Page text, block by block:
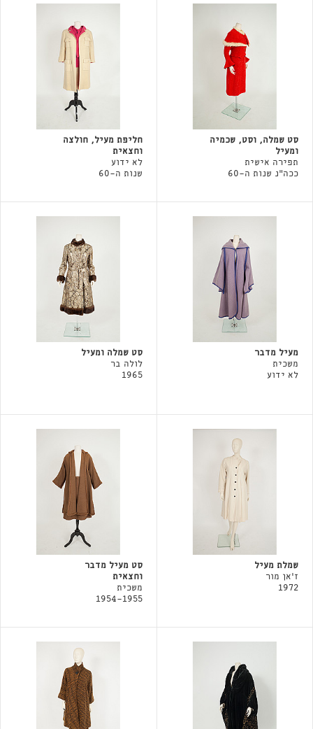
סט שמלה, וסט, שכמיה
ומעיל
תפירה אישית
ככה"נ שנות ה-60
חליפת מעיל, חולצה
וחצאית
לא ידוע
שנות ה-60
מעיל מדבר
משכית
לא ידוע
סט שמלה ומעיל
לולה בר
1965
שמלת מעיל
ז'אן מור
1972
סט מעיל מדבר
וחצאית
משכית
1954-1955